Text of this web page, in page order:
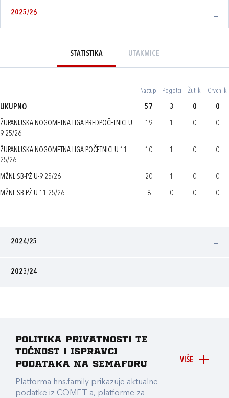
2025/26
STATISTIKA UTAKMICE
Nastupi Pogotci Žuti k. Crveni k.
UKUPNO 57 3 0 0
ŽUPANIJSKA NOGOMETNA LIGA PREDPOČETNICI U-
9 25/26
19 1 0 0
ŽUPANIJSKA NOGOMETNA LIGA POČETNICI U-11
25/26
10 1 0 0
MŽNL SB-PŽ U-9 25/26 20 1 0 0
MŽNL SB-PŽ U-11 25/26 8 0 0 0
2024/25
2023/24
VIŠE
Politika privatnosti te
točnost i ispravci
podataka na Semaforu
Platforma hns.family prikazuje aktualne
podatke iz COMET-a, platforme za